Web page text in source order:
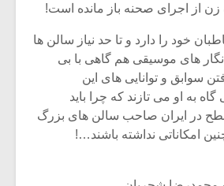
زن از اجرای صحنه باز مانده است!
خود را دارد و تا حد نیاز سالن ها
نگار های موسیقی هم گاهی با بی
سوابق و توانایی های این
به او می تازند که چرا باید
در ایران صاحب سالن های بزرگ
امکاناتی نداشته باشند…!
روژا